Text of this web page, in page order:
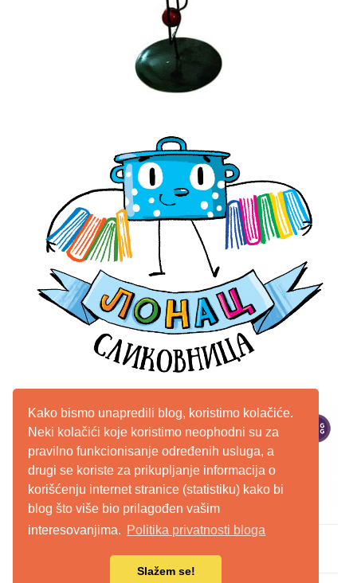
Kako bismo unapredili blog, koristimo kolačiće.
Neki kolačići koje koristimo neophodni su za
pravilno funkcionisanje određenih usluga, a
drugi se koriste za prikupljanje informacija o
korišćenju internet stranice (statistiku) kako bi
blog što više bio prilagođen vašim
interesovanjima. Politika privatnosti bloga
Slažem se!